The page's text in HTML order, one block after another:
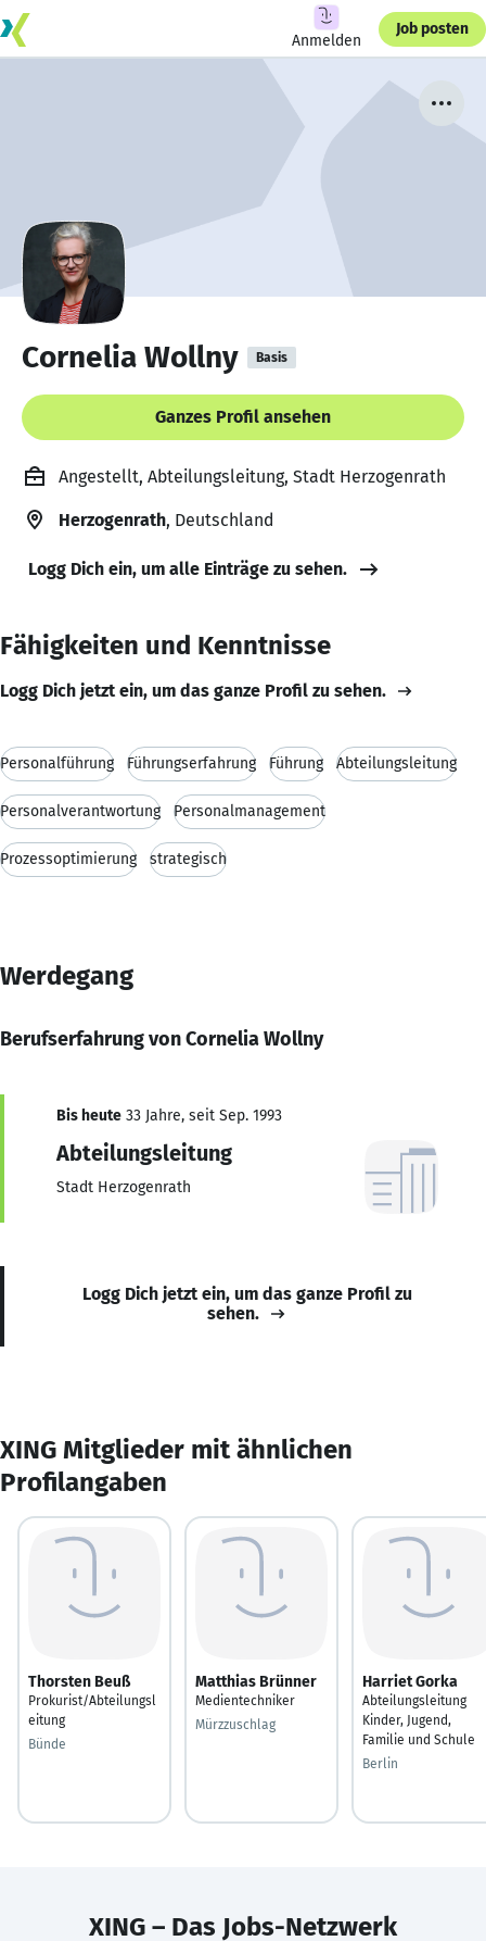
Anmelden
Job posten
Cornelia Wollny Basis
Ganzes Profil ansehen
Angestellt, Abteilungsleitung, Stadt Herzogenrath
Herzogenrath, Deutschland
Logg Dich ein, um alle Einträge zu sehen.
Fähigkeiten und Kenntnisse
Logg Dich jetzt ein, um das ganze Profil zu sehen.
Personalführung Führungserfahrung Führung Abteilungsleitung
Personalverantwortung Personalmanagement
Prozessoptimierung strategisch
Werdegang
Berufserfahrung von Cornelia Wollny
Bis heute 33 Jahre, seit Sep. 1993
Abteilungsleitung
Stadt Herzogenrath
Logg Dich jetzt ein, um das ganze Profil zu
sehen.
XING Mitglieder mit ähnlichen
Profilangaben
Thorsten Beuß
Prokurist/Abteilungsl
eitung
Bünde
Matthias Brünner
Medientechniker
Mürzzuschlag
Harriet Gorka
Abteilungsleitung
Kinder, Jugend,
Familie und Schule
Berlin
XING – Das Jobs-Netzwerk